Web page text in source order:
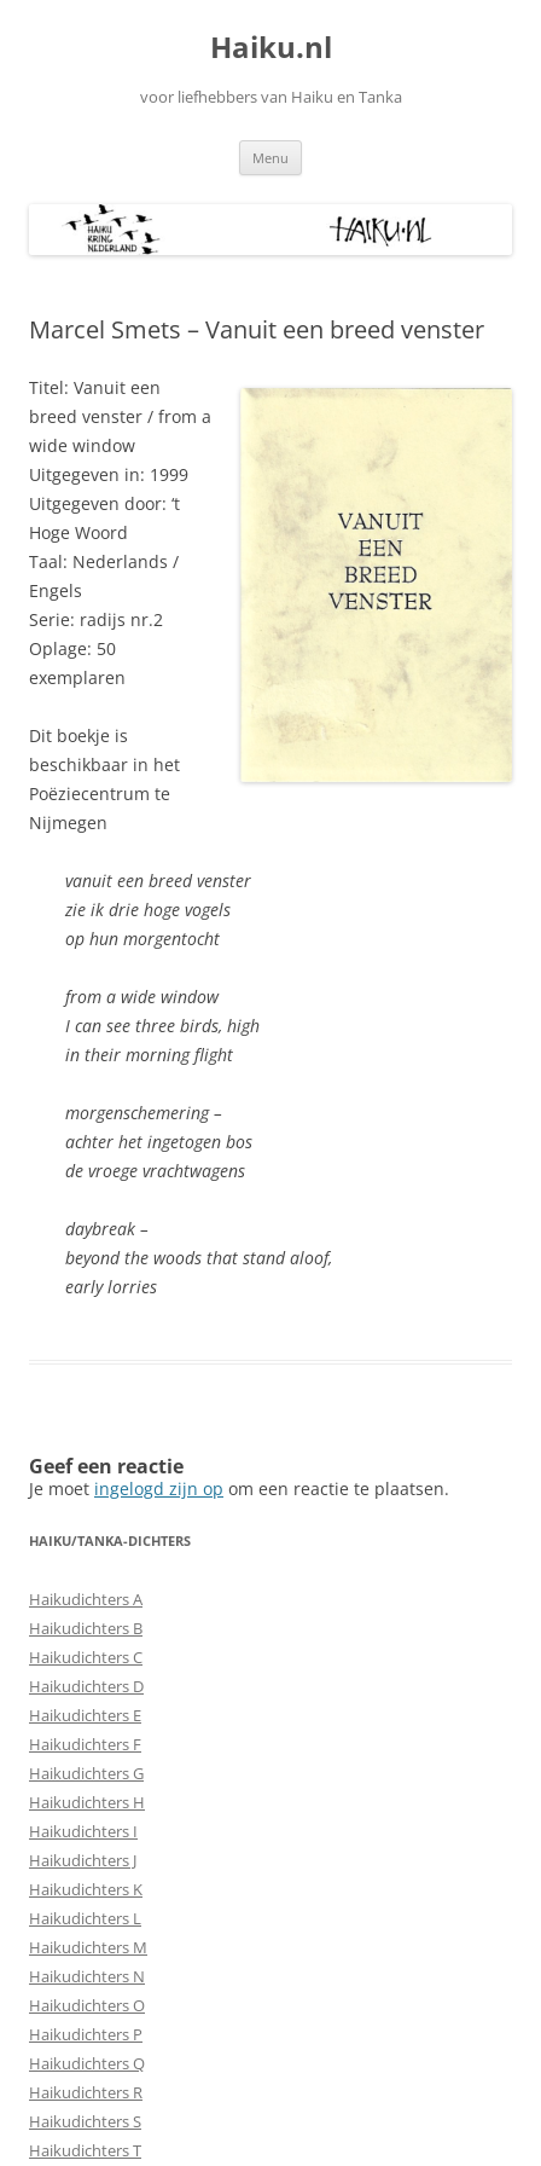
Haiku.nl
voor liefhebbers van Haiku en Tanka
Menu
Marcel Smets – Vanuit een breed venster
Titel: Vanuit een
breed venster / from a
wide window
Uitgegeven in: 1999
Uitgegeven door: ‘t
Hoge Woord
Taal: Nederlands /
Engels
Serie: radijs nr.2
Oplage: 50
exemplaren
Dit boekje is
beschikbaar in het
Poëziecentrum te
Nijmegen
vanuit een breed venster
zie ik drie hoge vogels
op hun morgentocht
from a wide window
I can see three birds, high
in their morning flight
morgenschemering –
achter het ingetogen bos
de vroege vrachtwagens
daybreak –
beyond the woods that stand aloof,
early lorries
Geef een reactie
Je moet ingelogd zijn op om een reactie te plaatsen.
HAIKU/TANKA-DICHTERS
Haikudichters A
Haikudichters B
Haikudichters C
Haikudichters D
Haikudichters E
Haikudichters F
Haikudichters G
Haikudichters H
Haikudichters I
Haikudichters J
Haikudichters K
Haikudichters L
Haikudichters M
Haikudichters N
Haikudichters O
Haikudichters P
Haikudichters Q
Haikudichters R
Haikudichters S
Haikudichters T